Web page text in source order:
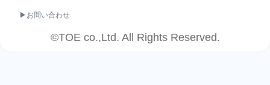
▶お問い合わせ
©TOE co.,Ltd. All Rights Reserved.